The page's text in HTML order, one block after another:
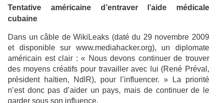
Tentative américaine d’entraver l’aide médicale
cubaine
Dans un câble de WikiLeaks (daté du 29 novembre 2009
et disponible sur www.mediahacker.org), un diplomate
américain est clair : « Nous devons continuer de trouver
des moyens créatifs pour travailler avec lui (René Préval,
président haïtien, NdlR), pour l’influencer. » La priorité
n’est donc pas d’aider un pays, mais de continuer de le
garder sous son influence.